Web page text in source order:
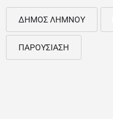
ΔΗΜΟΣ ΛΗΜΝΟΥ
ΠΑΡΟΥΣΙΑΣΗ